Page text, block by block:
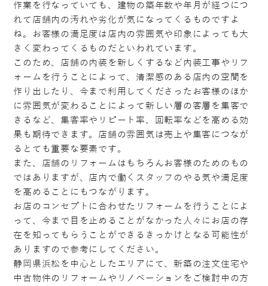
作業を行なっていても、建物の築年数や年月が経つにつ
れて店舗内の汚れや劣化が気になってくるものですよ
ね。お客様の満足度は店内の雰囲気や印象によっても大
きく変わってくるものだといわれています。
このため、店舗の内装を新しくするなど内装工事やリフ
ォームを行うことによって、清潔感のある店内の空間を
作り出したり、今まで利用してくださったお客様のほか
に雰囲気が変わることによって新しい層の客層を集客で
きるなど、集客率やリピート率、回転率などを高める効
果も期待できます。店舗の雰囲気は売上や集客につなが
るとても重要な要素です。
また、店舗のリフォームはもちろんお客様のためのもの
ではありますが、店内で働くスタッフのやる気や満足度
を高めることにもつながります。
お店のコンセプトに合わせたリフォームを行うことによ
って、今まで目を止めることがなかった人々にお店の存
在を知ってもらうことができるきっかけとなる可能性が
ありますので参考にしてください。
静岡県浜松を中心としたエリアにて、新築の注文住宅や
中古物件のリフォームやリノベーションをご検討中の方